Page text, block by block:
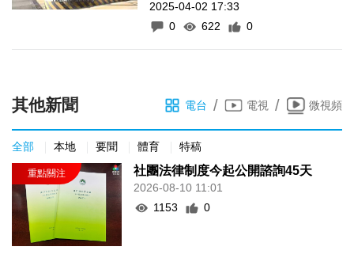
2025-04-02 17:33
0
622 0
其他新聞 電台 / 電視 / 微視頻
全部 本地 要聞 體育 特稿
社團法律制度今起公開諮詢45天
2026-08-10 11:01
1153
0